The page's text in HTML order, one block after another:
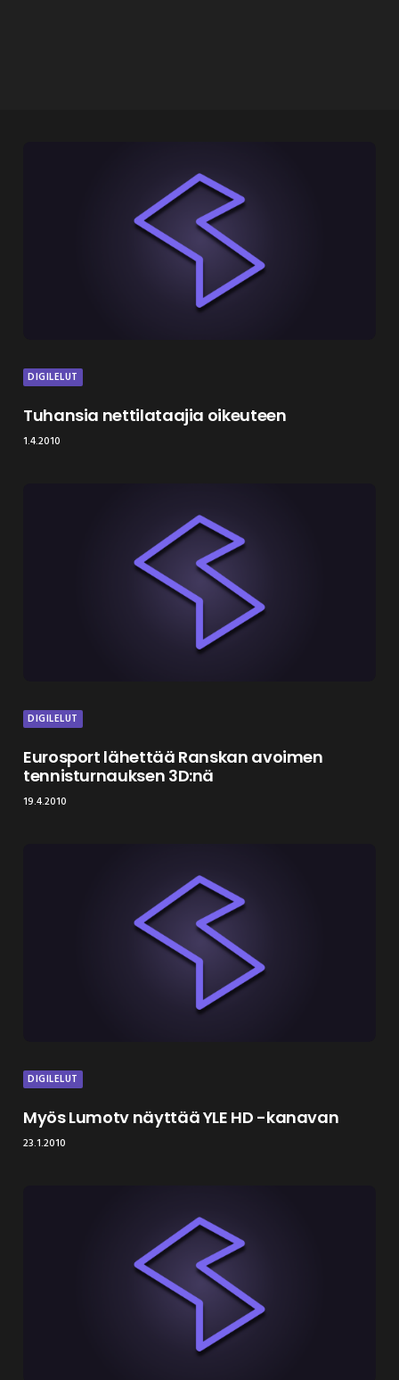
DIGILELUT
Tuhansia nettilataajia oikeuteen
1.4.2010
DIGILELUT
Eurosport lähettää Ranskan avoimen
tennisturnauksen 3D:nä
19.4.2010
DIGILELUT
Myös Lumotv näyttää YLE HD -kanavan
23.1.2010